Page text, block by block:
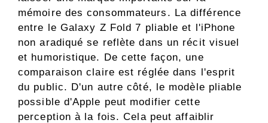
mémoire des consommateurs. La différence
entre le Galaxy Z Fold 7 pliable et l'iPhone
non aradiqué se reflète dans un récit visuel
et humoristique. De cette façon, une
comparaison claire est réglée dans l'esprit
du public. D'un autre côté, le modèle pliable
possible d'Apple peut modifier cette
perception à la fois. Cela peut affaiblir